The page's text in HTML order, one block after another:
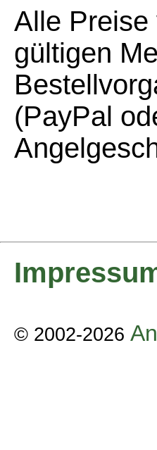
Alle Preise
gültigen
(PayPal
© 2002-2026